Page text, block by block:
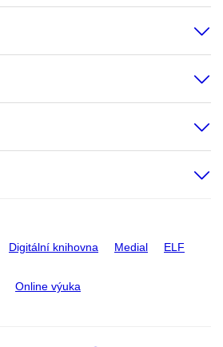
Digitální knihovna Medial ELF
Online výuka